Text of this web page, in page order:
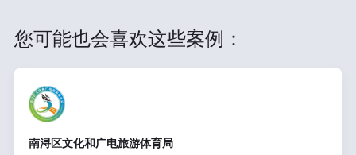
您可能也会喜欢这些案例：
南浔区文化和广电旅游体育局